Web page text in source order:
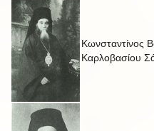
Κωνσταντίνος
Καρλοβασίου